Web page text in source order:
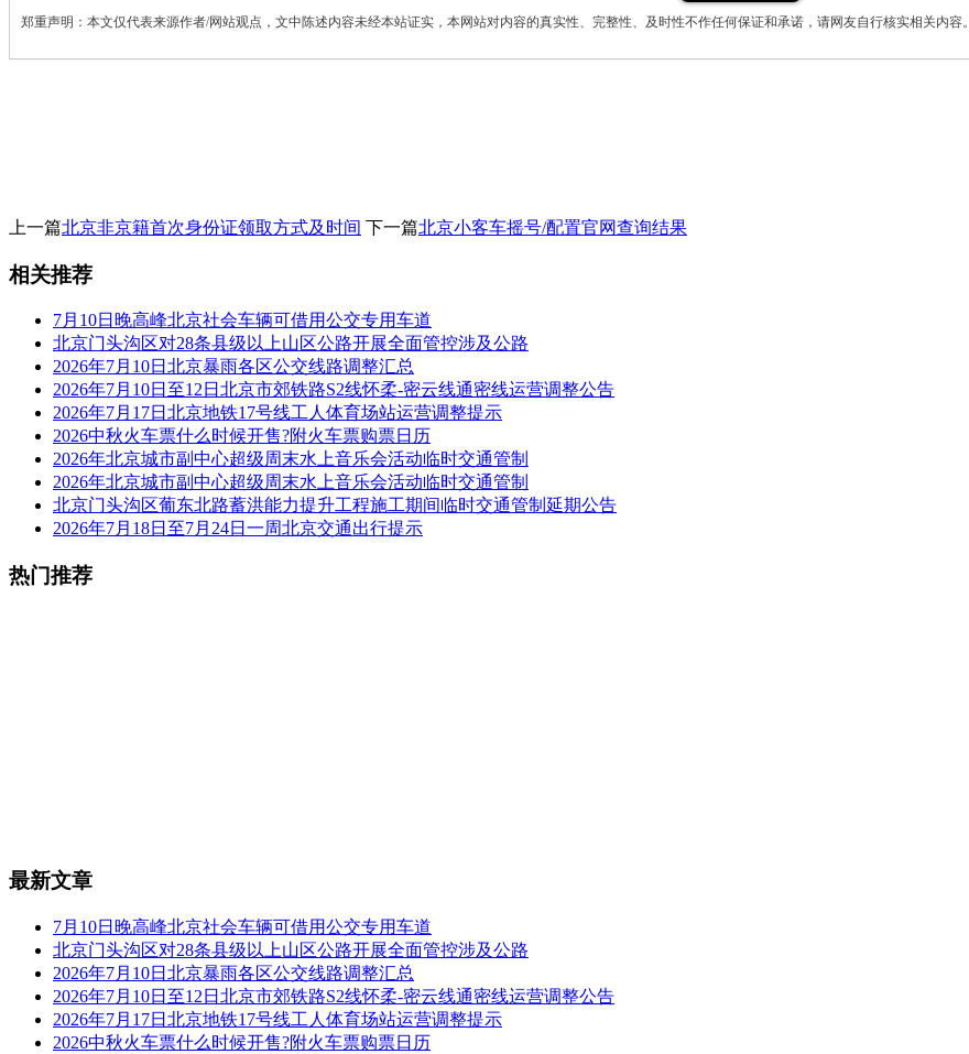
郑重声明：本文仅代表来源作者/网站观点，文中陈述内容未经本站证实，本网站对内容的真实性、完整性、及时性不作任何保证和承诺，请网友自行核实相关内容。
上一篇北京非京籍首次身份证领取方式及时间 下一篇北京小客车摇号/配置官网查询结果
相关推荐
7月10日晚高峰北京社会车辆可借用公交专用车道
北京门头沟区对28条县级以上山区公路开展全面管控涉及公路
2026年7月10日北京暴雨各区公交线路调整汇总
2026年7月10日至12日北京市郊铁路S2线怀柔-密云线通密线运营调整公告
2026年7月17日北京地铁17号线工人体育场站运营调整提示
2026中秋火车票什么时候开售?附火车票购票日历
2026年北京城市副中心超级周末水上音乐会活动临时交通管制
2026年北京城市副中心超级周末水上音乐会活动临时交通管制
北京门头沟区葡东北路蓄洪能力提升工程施工期间临时交通管制延期公告
2026年7月18日至7月24日一周北京交通出行提示
热门推荐
最新文章
7月10日晚高峰北京社会车辆可借用公交专用车道
北京门头沟区对28条县级以上山区公路开展全面管控涉及公路
2026年7月10日北京暴雨各区公交线路调整汇总
2026年7月10日至12日北京市郊铁路S2线怀柔-密云线通密线运营调整公告
2026年7月17日北京地铁17号线工人体育场站运营调整提示
2026中秋火车票什么时候开售?附火车票购票日历